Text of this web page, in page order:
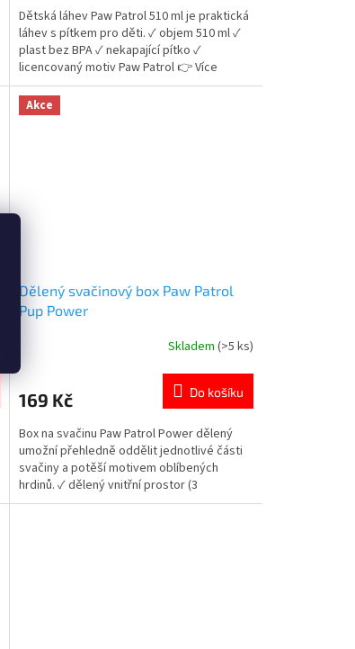
z
5
hvězdiček.
Dětská láhev Paw Patrol 510 ml je praktická
láhev s pítkem pro děti. ✓ objem 510 ml ✓
plast bez BPA ✓ nekapající pítko ✓
licencovaný motiv Paw Patrol 👉 Více
produktů Paw Patrol
Akce
Dělený svačinový box Paw Patrol
Pup Power
hodnocení
je
z
5
hvězdiček.
Skladem (>5 ks)
169 Kč Do košíku
Box na svačinu Paw Patrol Power dělený
umožní přehledně oddělit jednotlivé části
svačiny a potěší motivem oblíbených
hrdinů. ✓ dělený vnitřní prostor (3
přihrádky) ✓ plast bez BPA – bezpečný pro